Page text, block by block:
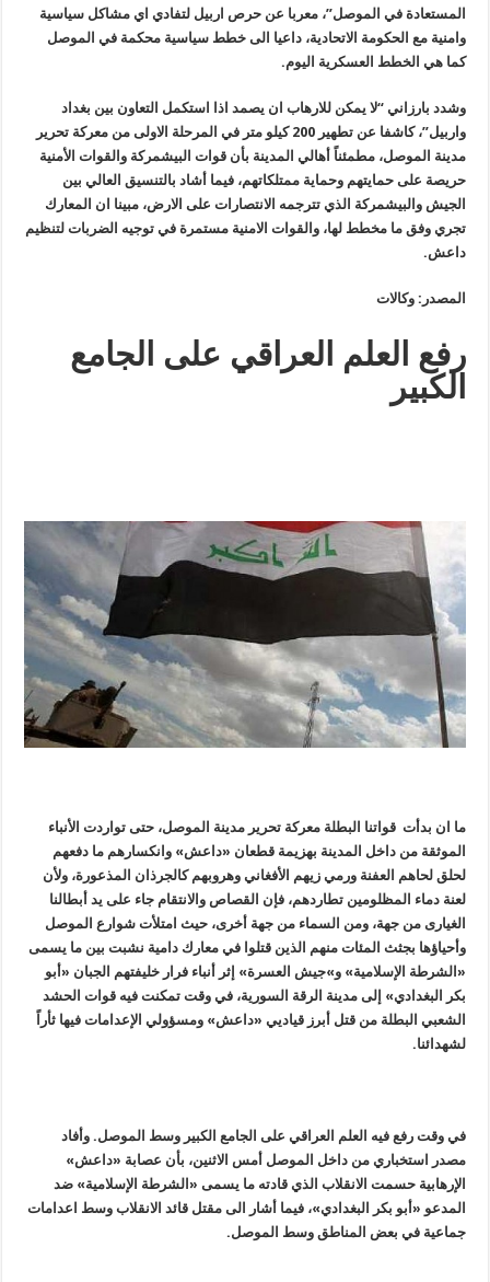
المستعادة في الموصل”، معربا عن حرص اربيل لتفادي اي مشاكل سياسية
وامنية مع الحكومة الاتحادية، داعيا الى خطط سياسية محكمة في الموصل
كما هي الخطط العسكرية اليوم.
وشدد بارزاني “لا يمكن للارهاب ان يصمد اذا استكمل التعاون بين بغداد
واربيل”، كاشفا عن تطهير 200 كيلو متر في المرحلة الاولى من معركة تحرير
مدينة الموصل، مطمئناً أهالي المدينة بأن قوات البيشمركة والقوات الأمنية
حريصة على حمايتهم وحماية ممتلكاتهم، فيما أشاد بالتنسيق العالي بين
الجيش والبيشمركة الذي تترجمه الانتصارات على الارض، مبينا ان المعارك
تجري وفق ما مخطط لها، والقوات الامنية مستمرة في توجيه الضربات لتنظيم
داعش.
المصدر: وكالات
رفع العلم العراقي على الجامع
الكبير
ما ان بدأت قواتنا البطلة معركة تحرير مدينة الموصل، حتى تواردت الأنباء
الموثقة من داخل المدينة بهزيمة قطعان «داعش» وانكسارهم ما دفعهم
لحلق لحاهم العفنة ورمي زيهم الأفغاني وهروبهم كالجرذان المذعورة، ولأن
لعنة دماء المظلومين تطاردهم، فإن القصاص والانتقام جاء على يد أبطالنا
الغيارى من جهة، ومن السماء من جهة أخرى، حيث امتلأت شوارع الموصل
وأحياؤها بجثث المئات منهم الذين قتلوا في معارك دامية نشبت بين ما يسمى
«الشرطة الإسلامية» و»جيش العسرة» إثر أنباء فرار خليفتهم الجبان «أبو
بكر البغدادي» إلى مدينة الرقة السورية، في وقت تمكنت فيه قوات الحشد
الشعبي البطلة من قتل أبرز قياديي «داعش» ومسؤولي الإعدامات فيها ثأراً
لشهدائنا.
في وقت رفع فيه العلم العراقي على الجامع الكبير وسط الموصل. وأفاد
مصدر استخباري من داخل الموصل أمس الاثنين، بأن عصابة «داعش»
الإرهابية حسمت الانقلاب الذي قادته ما يسمى «الشرطة الإسلامية» ضد
المدعو «أبو بكر البغدادي»، فيما أشار الى مقتل قائد الانقلاب وسط اعدامات
جماعية في بعض المناطق وسط الموصل.